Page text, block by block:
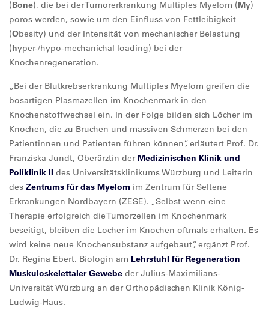
(Bone), die bei der Tumorerkrankung Multiples Myelom (My)
porös werden, sowie um den Einfluss von Fettleibigkeit
(Obesity) und der Intensität von mechanischer Belastung
(hyper-/hypo-mechanichal loading) bei der
Knochenregeneration.
„Bei der Blutkrebserkrankung Multiples Myelom greifen die
bösartigen Plasmazellen im Knochenmark in den
Knochenstoffwechsel ein. In der Folge bilden sich Löcher im
Knochen, die zu Brüchen und massiven Schmerzen bei den
Patientinnen und Patienten führen können“, erläutert Prof. Dr.
Franziska Jundt, Oberärztin derMedizinischen Klinik und
Poliklinik II des Universitätsklinikums Würzburg und Leiterin
des Zentrums für das Myelom im Zentrum für Seltene
Erkrankungen Nordbayern (ZESE). „Selbst wenn eine
Therapie erfolgreich die Tumorzellen im Knochenmark
beseitigt, bleiben die Löcher im Knochen oftmals erhalten. Es
wird keine neue Knochensubstanz aufgebaut“, ergänzt Prof.
Dr. Regina Ebert, Biologin am Lehrstuhl für Regeneration
Muskuloskelettaler Gewebe der Julius-Maximilians-
Universität Würzburg an der Orthopädischen Klinik König-
Ludwig-Haus.